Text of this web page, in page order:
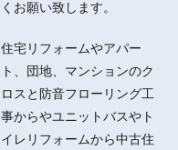
くお願い致します。
住宅リフォームやアパー
ト、団地、マンションのク
ロスと防音フローリング工
事からやユニットバスやト
イレリフォームから中古住